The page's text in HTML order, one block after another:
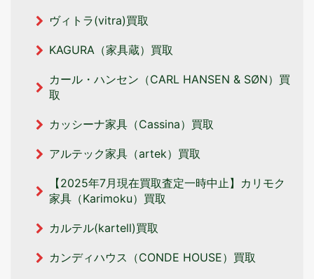
ヴィトラ(vitra)買取
KAGURA（家具蔵）買取
カール・ハンセン（CARL HANSEN & SØN）買
取
カッシーナ家具（Cassina）買取
アルテック家具（artek）買取
【2025年7月現在買取査定一時中止】カリモク
家具（Karimoku）買取
カルテル(kartell)買取
カンディハウス（CONDE HOUSE）買取